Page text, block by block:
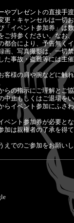
やプレゼントの直接手
更・キャンセルは一切
「イベント参加券」は
ご持参ください。なお
都合により、予告無く
画、写真撮影は、一切
た事故・盗難等には主
客様の肩や腕などに触
らの指示にご理解とご
中止もしくはご退場を
らイベント参加にふさ
ベント参加券が必要と
加は親権者の了承を得
えでのご参加をお願い